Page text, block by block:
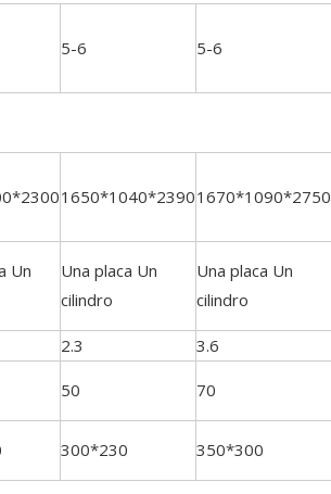
5-6 5-6
1650*1040*23901670*1090*2750
Un
Una placa Un
cilindro
Una placa Un
cilindro
2.3 3.6
50 70
300*230 350*300